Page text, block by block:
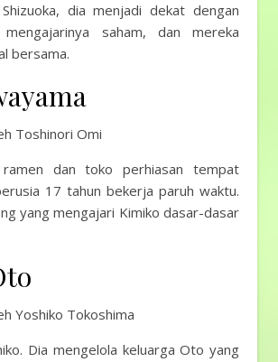
dia menjadi dekat dengan
saham, dan mereka
bersama.
Toshinori Omi
dan toko perhiasan tempat
17 tahun bekerja paruh waktu.
yang mengajari Kimiko dasar-dasar
Yoshiko Tokoshima
Dia mengelola keluarga Oto yang